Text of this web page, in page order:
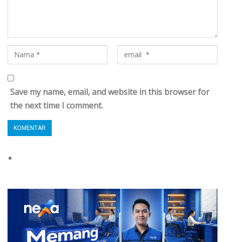
Save my name, email, and website in this browser for
the next time I comment.